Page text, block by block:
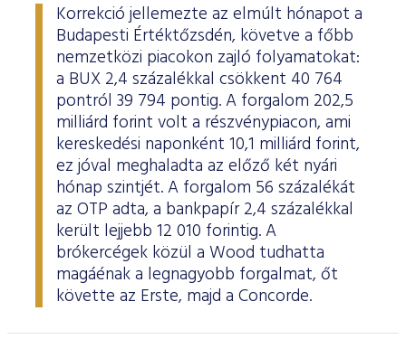
Korrekció jellemezte az elmúlt hónapot a
Budapesti Értéktőzsdén, követve a főbb
nemzetközi piacokon zajló folyamatokat:
a BUX 2,4 százalékkal csökkent 40 764
pontról 39 794 pontig. A forgalom 202,5
milliárd forint volt a részvénypiacon, ami
kereskedési naponként 10,1 milliárd forint,
ez jóval meghaladta az előző két nyári
hónap szintjét. A forgalom 56 százalékát
az OTP adta, a bankpapír 2,4 százalékkal
került lejjebb 12 010 forintig. A
brókercégek közül a Wood tudhatta
magáénak a legnagyobb forgalmat, őt
követte az Erste, majd a Concorde.